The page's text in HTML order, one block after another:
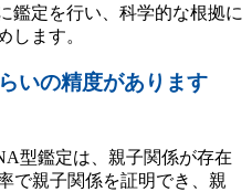
鑑定を行い、科学的な根拠に
します。
いの精度があります
型鑑定は、親子関係が存在
で親子関係を証明でき、親